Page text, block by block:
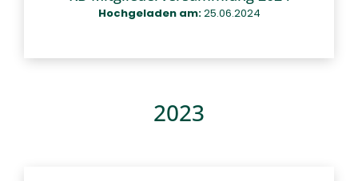
Hochgeladen am:25.06.2024
2023